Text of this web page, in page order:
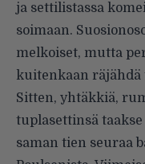
ja settilistassa
soimaan.
melkoiset, mutta
kuitenkaan
Sitten, yhtäkkiä,
tuplasettinsä
saman tien seuraa